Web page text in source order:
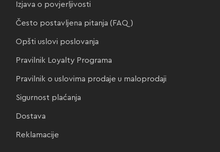
Izjava o povjerljivosti
Često postavljena pitanja (FAQ)
Opšti uslovi poslovanja
Pravilnik Loyalty Programa
Pravilnik o uslovima prodaje u maloprodaji
Sigurnost plaćanja
Dostava
Reklamacije